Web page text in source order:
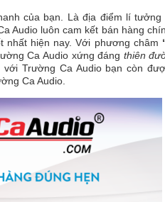
của bạn. Là địa điểm lí tưởng
Audio luôn cam kết bán hàng
nhất hiện nay. Với phương châm
Ca Audio xứng đáng thiên
Trường Ca Audio bạn còn
Ca Audio.